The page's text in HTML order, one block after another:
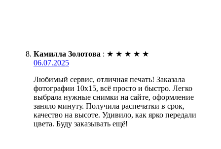
Камилла Золотова : ★ ★ ★ ★ ★
06.07.2025
Любимый сервис, отличная печать! Заказала
фотографии 10х15, всё просто и быстро. Легко
выбрала нужные снимки на сайте, оформление
заняло минуту. Получила распечатки в срок,
качество на высоте. Удивило, как ярко передали
цвета. Буду заказывать ещё!